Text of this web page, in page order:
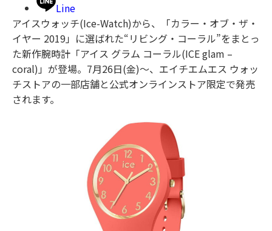
Line
アイスウォッチ(Ice-Watch)から、「カラー・オブ・ザ・
イヤー 2019」に選ばれた“リビング・コーラル”をまとっ
た新作腕時計「アイス グラム コーラル(ICE glam –
coral)」が登場。7月26日(金)～、エイチエムエス ウォッ
チストアの一部店舗と公式オンラインストア限定で発売
されます。